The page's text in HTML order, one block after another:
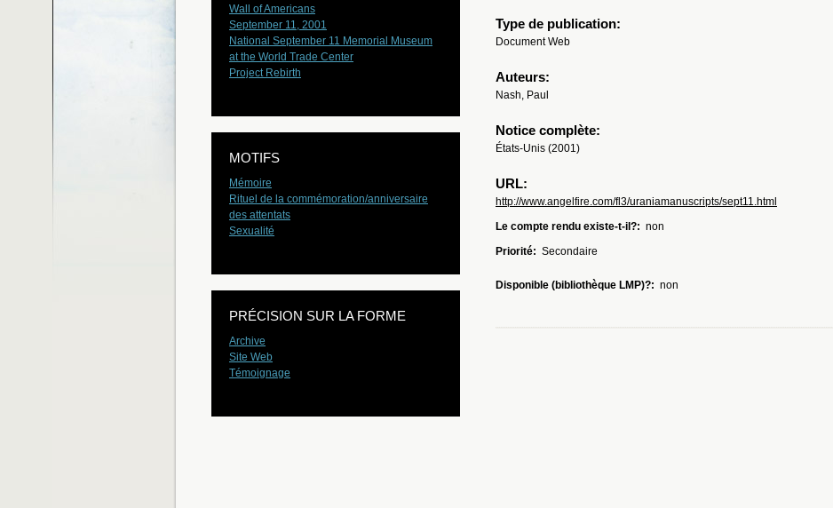
Type de publication:
Document Web
Auteurs:
Nash, Paul
Notice complète:
États-Unis (2001)
URL:
http://www.angelfire.com/fl3/uraniamanuscripts/sept11.html
Le compte rendu existe-t-il?: non
Priorité: Secondaire
Disponible (bibliothèque LMP)?: non
Wall of Americans
September 11, 2001
National September 11 Memorial Museum
at the World Trade Center
Project Rebirth
MOTIFS
Mémoire
Rituel de la commémoration/anniversaire
des attentats
Sexualité
PRÉCISION SUR LA FORME
Archive
Site Web
Témoignage